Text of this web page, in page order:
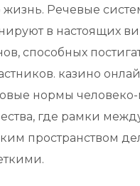
Речевые
в настоящих
способных
казино
нормы
где рамки
пространством